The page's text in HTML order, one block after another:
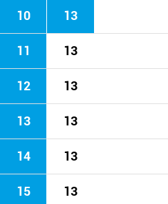
10 13
11 13
12 13
13 13
14 13
15 13